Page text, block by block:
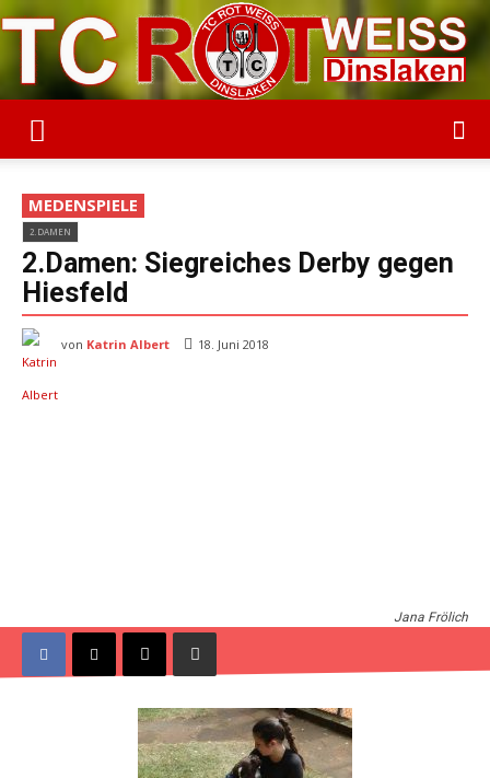
Weiss
MEDENSPIELE
2.DAMEN
2.Damen: Siegreiches Derby gegen
Hiesfeld
von Katrin Albert 18. Juni 2018
Jana Frölich